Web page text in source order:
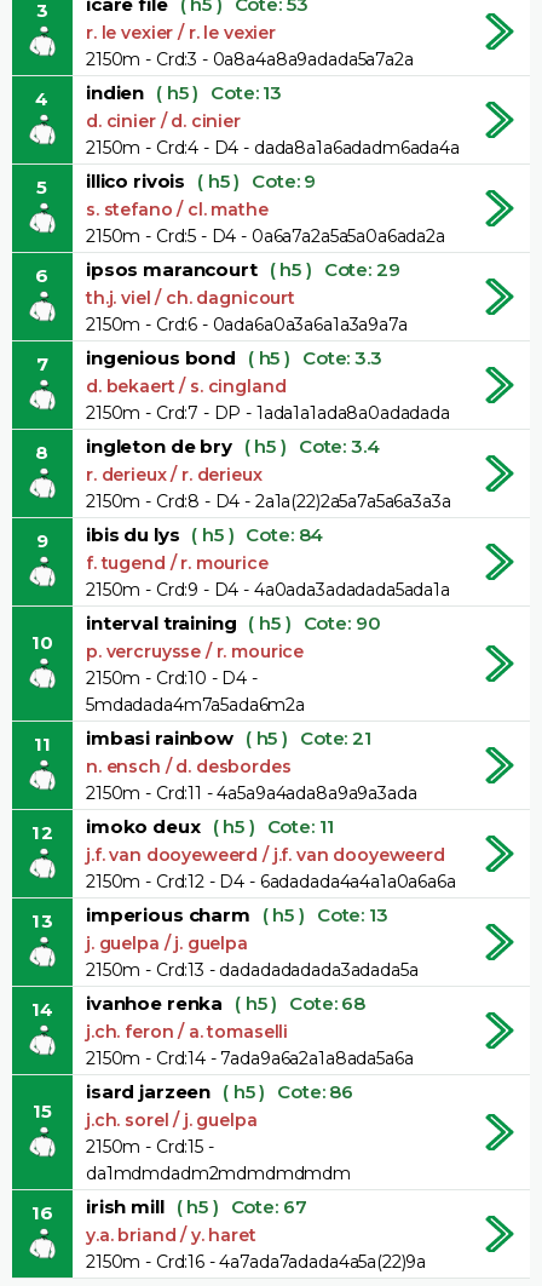
3
r. le vexier / r. le vexier
2150m - Crd:3 - 0a8a4a8a9adada5a7a2a
4 indien ( h5 ) Cote: 13
d. cinier / d. cinier
2150m - Crd:4 - D4 - dada8a1a6adadm6ada4a
5 illico rivois ( h5 ) Cote: 9
s. stefano / cl. mathe
2150m - Crd:5 - D4 - 0a6a7a2a5a5a0a6ada2a
6 ipsos marancourt ( h5 ) Cote: 29
th.j. viel / ch. dagnicourt
2150m - Crd:6 - 0ada6a0a3a6a1a3a9a7a
7 ingenious bond ( h5 ) Cote: 3.3
d. bekaert / s. cingland
2150m - Crd:7 - DP - 1ada1a1ada8a0adadada
8 ingleton de bry ( h5 ) Cote: 3.4
r. derieux / r. derieux
2150m - Crd:8 - D4 - 2a1a(22)2a5a7a5a6a3a3a
9 ibis du lys ( h5 ) Cote: 84
f. tugend / r. mourice
2150m - Crd:9 - D4 - 4a0ada3adadada5ada1a
10
interval training ( h5 ) Cote: 90
p. vercruysse / r. mourice
2150m - Crd:10 - D4 -
5mdadada4m7a5ada6m2a
11 imbasi rainbow ( h5 ) Cote: 21
n. ensch / d. desbordes
2150m - Crd:11 - 4a5a9a4ada8a9a9a3ada
12 imoko deux ( h5 ) Cote: 11
j.f. van dooyeweerd / j.f. van dooyeweerd
2150m - Crd:12 - D4 - 6adadada4a4a1a0a6a6a
13 imperious charm ( h5 ) Cote: 13
j. guelpa / j. guelpa
2150m - Crd:13 - dadadadadada3adada5a
14 ivanhoe renka ( h5 ) Cote: 68
j.ch. feron / a. tomaselli
2150m - Crd:14 - 7ada9a6a2a1a8ada5a6a
15
isard jarzeen ( h5 ) Cote: 86
j.ch. sorel / j. guelpa
2150m - Crd:15 -
da1mdmdadm2mdmdmdmdm
16 irish mill ( h5 ) Cote: 67
y.a. briand / y. haret
2150m - Crd:16 - 4a7ada7adada4a5a(22)9a